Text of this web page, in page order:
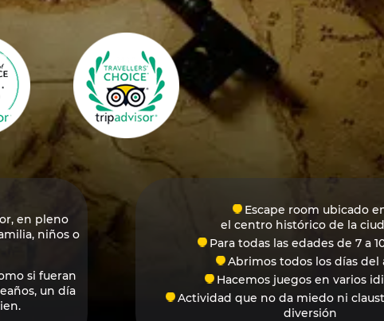
en pleno
niños o
si fueran
un día
Escape room ubicado
el centro histórico de la
Para todas las edades de 7 a
Abrimos todos los días del
Hacemos juegos en varios
Actividad que no da miedo ni
diversión